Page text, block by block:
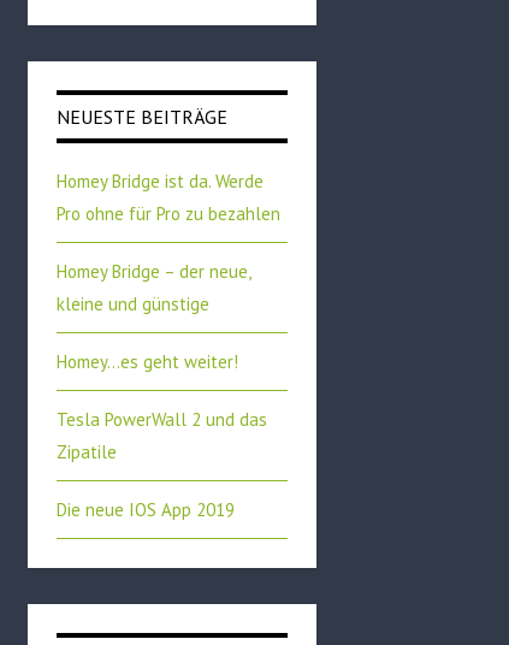
NEUESTE BEITRÄGE
Homey Bridge ist da. Werde
Pro ohne für Pro zu bezahlen
Homey Bridge – der neue,
kleine und günstige
Homey…es geht weiter!
Tesla PowerWall 2 und das
Zipatile
Die neue IOS App 2019